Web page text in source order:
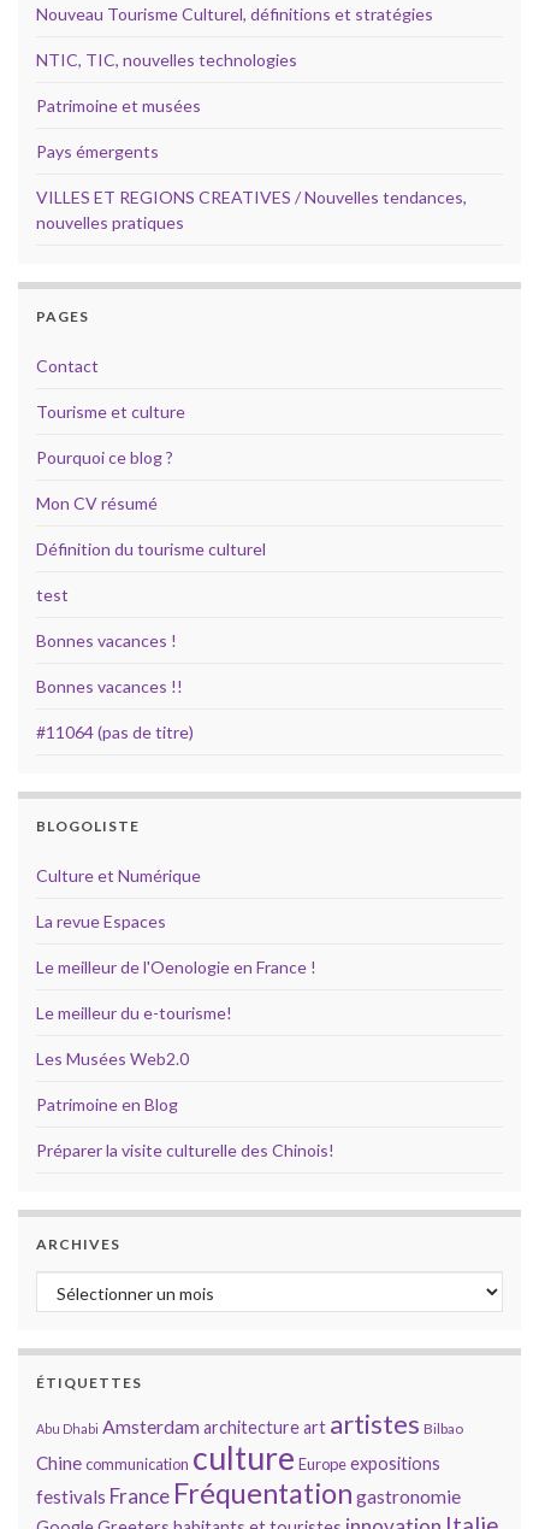
Nouveau Tourisme Culturel, définitions et stratégies
NTIC, TIC, nouvelles technologies
Patrimoine et musées
Pays émergents
VILLES ET REGIONS CREATIVES / Nouvelles tendances,
nouvelles pratiques
PAGES
Contact
Tourisme et culture
Pourquoi ce blog ?
Mon CV résumé
Définition du tourisme culturel
test
Bonnes vacances !
Bonnes vacances !!
#11064 (pas de titre)
BLOGOLISTE
Culture et Numérique
La revue Espaces
Le meilleur de l'Oenologie en France !
Le meilleur du e-tourisme!
Les Musées Web2.0
Patrimoine en Blog
Préparer la visite culturelle des Chinois!
ARCHIVES
Archives
ÉTIQUETTES
Abu Dhabi Amsterdamarchitectureart artistes Bilbao
Chinecommunication culture Europeexpositions
festivals France Fréquentation gastronomie